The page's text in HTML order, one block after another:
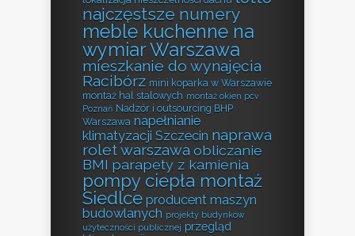
najczęstsze numery
meble kuchenne na
wymiar Warszawa
mieszkanie do wynajęcia
Racibórz mini koparka w Warszawie
montaż hal stalowych montaż okien pcv
Poznań Nadzór i outsourcing BHP
Warszawa napełnianie
klimatyzacji Szczecin naprawa
rolet warszawa obliczanie
BMI parapety z kamienia
pompy ciepła montaż
Siedlce producent maszyn
budowlanych projekty budynków
użyteczności publicznej przegląd